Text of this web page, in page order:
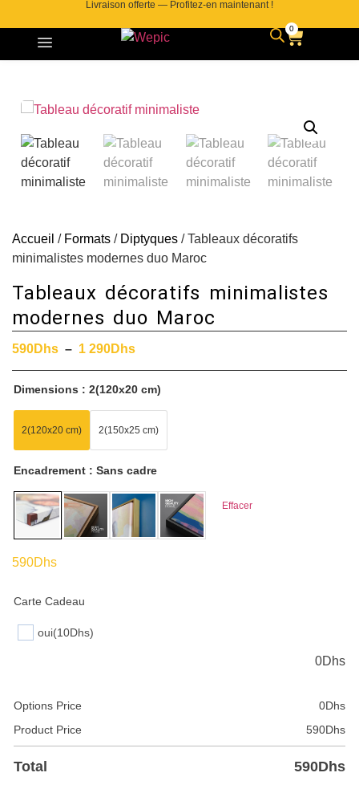
Livraison offerte — Profitez-en maintenant !
0
Accueil / Formats / Diptyques / Tableaux décoratifs
minimalistes modernes duo Maroc
Tableaux décoratifs minimalistes
modernes duo Maroc
590Dhs – 1 290Dhs
Dimensions 2(120x20 cm)
2(120x20 cm) 2(150x25 cm)
Encadrement Sans cadre
Effacer
590Dhs
Carte Cadeau
oui(10Dhs)
0Dhs
Options Price 0Dhs
Product Price
590Dhs
Total 590Dhs